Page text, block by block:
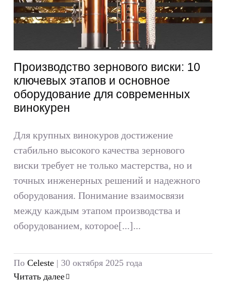
Производство зернового виски: 10
ключевых этапов и основное
оборудование для современных
винокурен
Для крупных винокуров достижение
стабильно высокого качества зернового
виски требует не только мастерства, но и
точных инженерных решений и надежного
оборудования. Понимание взаимосвязи
между каждым этапом производства и
оборудованием, которое[...]...
ПоCeleste | 30 октября 2025 года
Читать далее